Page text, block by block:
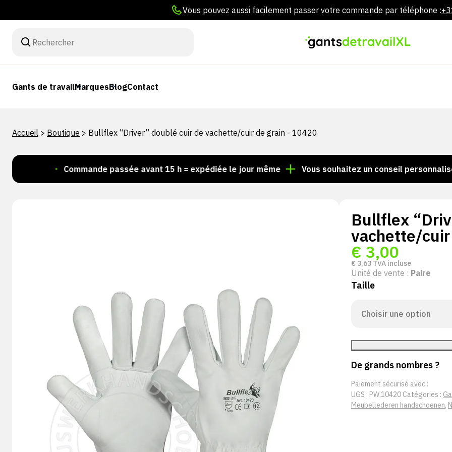
Vous pouvez aussi facilement passer votre commande par téléphone :
Gants de travailMarquesBlogContact
Accueil > Boutique > Bullflex “Driver” doublé cuir de vachette/cuir de grain - 10420
Commande passée avant 15 h = expédiée le jour même Vous souhaitez un conseil personnalisé ?
Bullflex
vachette/
€ 3,00
€ 3,63 TVA incluse
Unité de vente : Paire
Taille
De grands nombres ?
Paiement sécurisé avec :
UGS : PW.10420 Catégories :
Meubellederen handschoenen,